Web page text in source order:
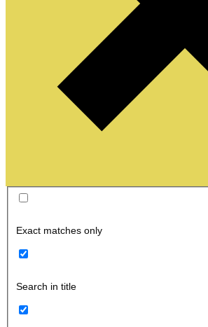
Exact matches only
Search in title